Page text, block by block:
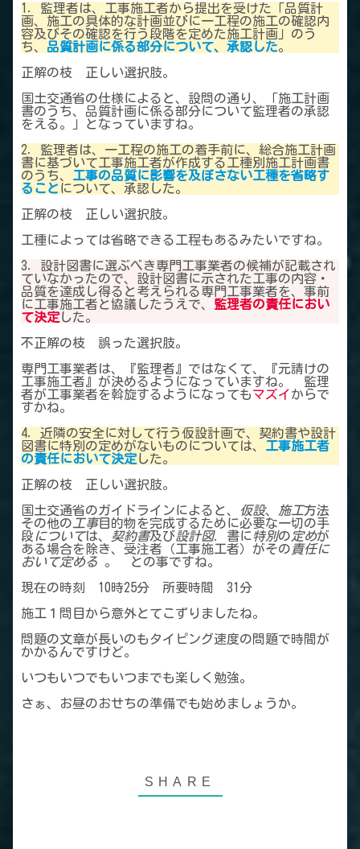
1．監理者は、工事施工者から提出を受けた「品質計
画、施工の具体的な計画並びに一工程の施工の確認内
容及びその確認を行う段階を定めた施工計画」のう
ち、 品質計画に係る部分について、承認した。
正解の枝 正しい選択肢。
国土交通省の仕様によると、設問の通り、「施工計画
書のうち、品質計画に係る部分について監理者の承認
をえる。」となっていますね。
2．監理者は、一工程の施工の着手前に、総合施工計画
書に基づいて工事施工者が作成する工種別施工計画書
のうち、
工事の品質に影響を及ぼさない工種を省略す
ること について、承認した。
正解の枝 正しい選択肢。
工種によっては省略できる工程もあるみたいですね。
3．設計図書に選ぶべき専門工事業者の候補が記載され
ていなかったので、設計図書に示された工事の内容・
品質を達成し得ると考えられる専門工事業者を、事前
に工事施工者と協議したうえで、 監理者の責任におい
て決定した。
不正解の枝 誤った選択肢。
専門工事業者は、『監理者』ではなくて、『元請けの
工事施工者』が決めるようになっていますね。 監理
者が工事業者を斡旋するようになってもマズイ からで
すかね。
4．近隣の安全に対して行う仮設計画で、契約書や設計
図書に特別の定めがないものについては、
工事施工者
の責任において決定した。
正解の枝 正しい選択肢。
国土交通省のガイドラインによると、
仮設、 施工方法
その他の 工事目的物を完成するために必要な一切の手
段 については、 契約書及び設計図. 書に特別の 定めが
ある場合を除き、受注者（工事施工者）がその 責任に
おいて定める 。 との事ですね。
現在の時刻 10時25分 所要時間 31分
施工１問目から意外とてこずりましたね。
問題の文章が長いのもタイピング速度の問題で時間が
かかるんですけど。
いつもいつでもいつまでも楽しく勉強。
さぁ、お昼のおせちの準備でも始めましょうか。